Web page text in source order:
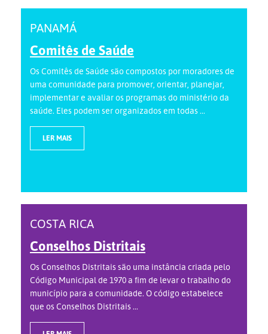
PANAMÁ
Comitês de Saúde
Os Comitês de Saúde são compostos por moradores de
uma comunidade para promover, orientar, planejar,
implementar e avaliar os programas do ministério da
saúde. Eles podem ser organizados em todas ...
LER MAIS
COSTA RICA
Conselhos Distritais
Os Conselhos Distritais são uma instância criada pelo
Código Municipal de 1970 a fim de levar o trabalho do
município para a comunidade. O código estabelece
que os Conselhos Distritais ...